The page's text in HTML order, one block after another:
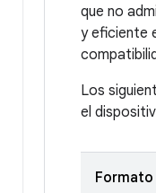
que no
y eficiente
Los
el